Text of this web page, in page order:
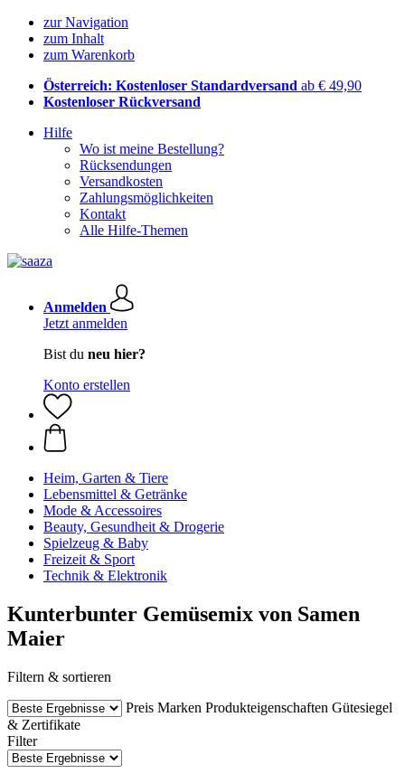
zur Navigation
zum Inhalt
zum Warenkorb
Österreich: Kostenloser Standardversand ab € 49,90
Kostenloser Rückversand
Hilfe
Wo ist meine Bestellung?
Rücksendungen
Versandkosten
Zahlungsmöglichkeiten
Kontakt
Alle Hilfe-Themen
Anmelden
Jetzt anmelden
Bist du neu hier?
Konto erstellen
Heim, Garten & Tiere
Lebensmittel & Getränke
Mode & Accessoires
Beauty, Gesundheit & Drogerie
Spielzeug & Baby
Freizeit & Sport
Technik & Elektronik
Kunterbunter Gemüsemix von Samen
Maier
Filtern & sortieren
Preis Marken Produkteigenschaften Gütesiegel
& Zertifikate
Filter